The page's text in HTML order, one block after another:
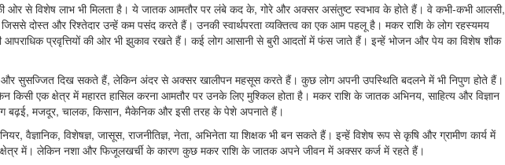
ओर से विशेष लाभ भी मिलता है। ये जातक आमतौर पर लंबे कद के, गोरे और अक्सर असंतुष्ट स्वभाव के होते हैं। वे कभी-कभी आलसी,
दोस्त और रिश्तेदार उन्हें कम पसंद करते हैं। उनकी स्वार्थपरता व्यक्तित्व का एक आम पहलू है। मकर राशि के लोग रहस्यमय
प्रवृत्तियों की ओर भी झुकाव रखते हैं। कई लोग आसानी से बुरी आदतों में फंस जाते हैं। इन्हें भोजन और पेय का विशेष शौक
सुसज्जित दिख सकते हैं, लेकिन अंदर से अक्सर खालीपन महसूस करते हैं। कुछ लोग अपनी उपस्थिति बदलने में भी निपुण होते हैं।
किसी एक क्षेत्र में महारत हासिल करना आमतौर पर उनके लिए मुश्किल होता है। मकर राशि के जातक अभिनय, साहित्य और विज्ञान
बढ़ई, मजदूर, चालक, किसान, मैकेनिक और इसी तरह के पेशे अपनाते हैं।
वैज्ञानिक, विशेषज्ञ, जासूस, राजनीतिज्ञ, नेता, अभिनेता या शिक्षक भी बन सकते हैं। इन्हें विशेष रूप से कृषि और ग्रामीण कार्य में
क्षेत्र में। लेकिन नशा और फिजूलखर्ची के कारण कुछ मकर राशि के जातक अपने जीवन में अक्सर कर्ज में रहते हैं।